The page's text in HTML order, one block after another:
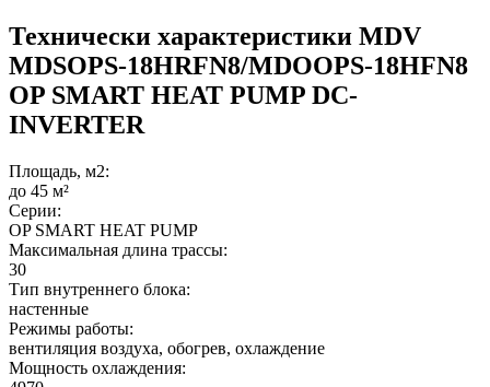
Технически характеристики MDV
MDSOPS-18HRFN8/MDOOPS-18HFN8
OP SMART HEAT PUMP DC-
INVERTER
Площадь, м2:
до 45 м²
Серии:
OP SMART HEAT PUMP
Максимальная длина трассы:
30
Тип внутреннего блока:
настенные
Режимы работы:
вентиляция воздуха, обогрев, охлаждение
Мощность охлаждения: